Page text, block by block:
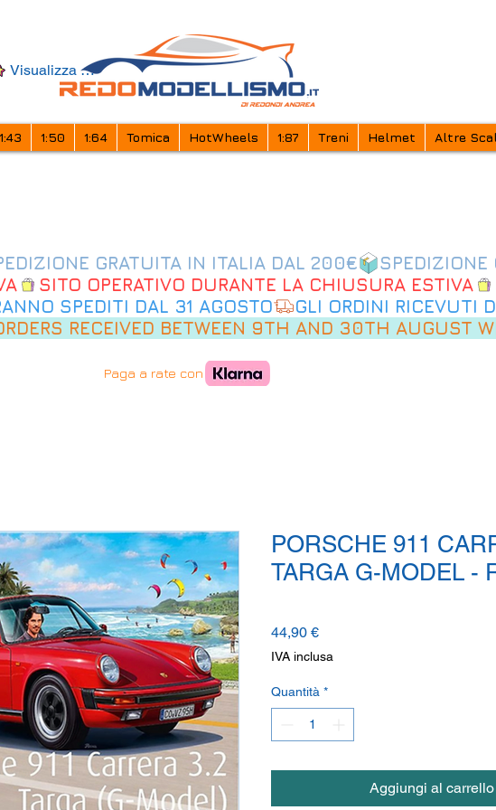
Visualizza punti
1:43 1:50 1:64 Tomica HotWheels 1:87 Treni Helmet Altre
SPEDITI DAL 31 AGOSTO
RECEIVED BETWEEN 9TH AND 30TH AUGUST
Paga a rate con
PORSCHE 911
TARGA G-MODEL -
44,90 €Prezzo
IVA inclusa
Quantità *
Aggiungi al carrello